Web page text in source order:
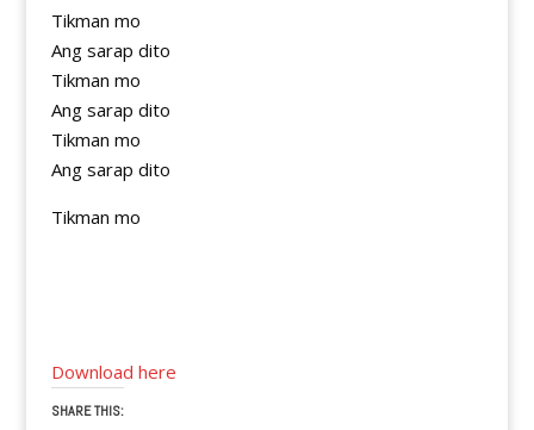
Tikman mo
Ang sarap dito
Tikman mo
Ang sarap dito
Tikman mo
Ang sarap dito
Tikman mo
Download here
SHARE THIS: